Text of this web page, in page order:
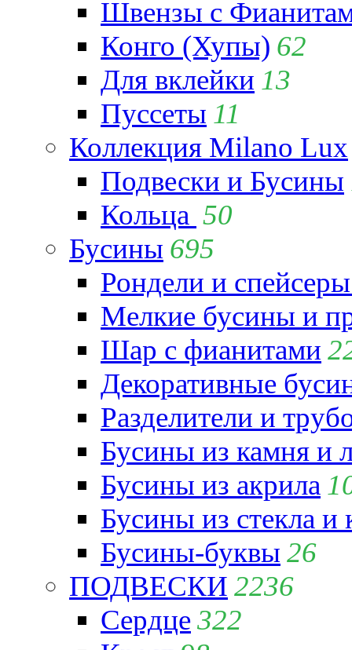
Швензы с
Конго (Хупы) 62
Для вклейки 13
Пуссеты 11
Коллекция Milano Lux
Подвески и Бусины
Кольца 50
Бусины 695
Рондели и
Мелкие бусины и
Шар с фианитами
Декоративные
Разделители и
Бусины из камня и
Бусины из акрила
Бусины из стекла и
Бусины-буквы 26
ПОДВЕСКИ 2236
Сердце322